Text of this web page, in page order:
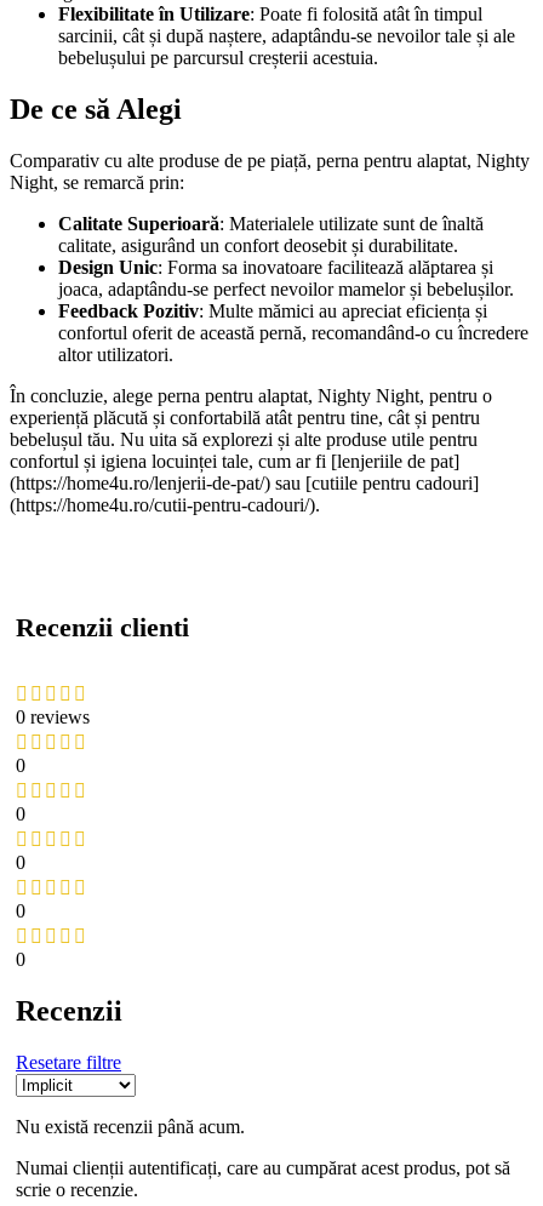
Flexibilitate în Utilizare: Poate fi folosită atât în timpul
sarcinii, cât și după naștere, adaptându-se nevoilor tale și ale
bebelușului pe parcursul creșterii acestuia.
De ce să Alegi
Comparativ cu alte produse de pe piață, perna pentru alaptat, Nighty
Night, se remarcă prin:
Calitate Superioară: Materialele utilizate sunt de înaltă
calitate, asigurând un confort deosebit și durabilitate.
Design Unic: Forma sa inovatoare facilitează alăptarea și
joaca, adaptându-se perfect nevoilor mamelor și bebelușilor.
Feedback Pozitiv: Multe mămici au apreciat eficiența și
confortul oferit de această pernă, recomandând-o cu încredere
altor utilizatori.
În concluzie, alege perna pentru alaptat, Nighty Night, pentru o
experiență plăcută și confortabilă atât pentru tine, cât și pentru
bebelușul tău. Nu uita să explorezi și alte produse utile pentru
confortul și igiena locuinței tale, cum ar fi [lenjeriile de pat]
(https://home4u.ro/lenjerii-de-pat/) sau [cutiile pentru cadouri]
(https://home4u.ro/cutii-pentru-cadouri/).
Recenzii clienti
0 reviews
0
0
0
0
0
Recenzii
Resetare filtre
Nu există recenzii până acum.
Numai clienții autentificați, care au cumpărat acest produs, pot să
scrie o recenzie.